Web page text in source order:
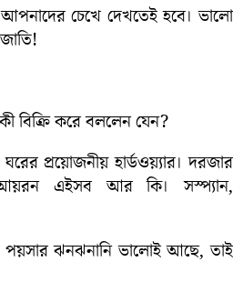
চেখে দেখতেই হবে। ভালো
বিক্রি করে বললেন যেন?
ঘরের প্রয়োজনীয় হার্ডওয়্যার। দরজার
এইসব আর কি। সস্প্যান,
পয়সার ঝনঝনানি ভালোই আছে, তাই